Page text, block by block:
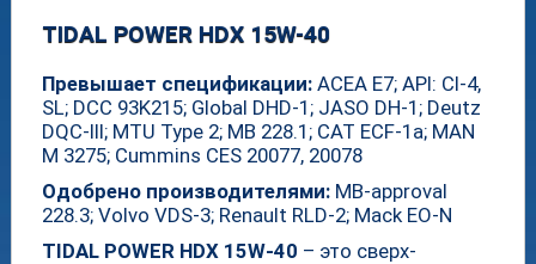
TIDAL POWER HDX 15W-40
Превышает спецификации:ACEA E7; API: CI-4,
SL; DCC 93K215; Global DHD-1; JASO DH-1; Deutz
DQC-III; MTU Type 2; MB 228.1; CAT ECF-1a; MAN
M 3275; Cummins CES 20077, 20078
Одобрено производителями:MB-approval
228.3; Volvo VDS-3; Renault RLD-2; Mack EO-N
TIDAL POWER HDX 15W-40 – это сверх-